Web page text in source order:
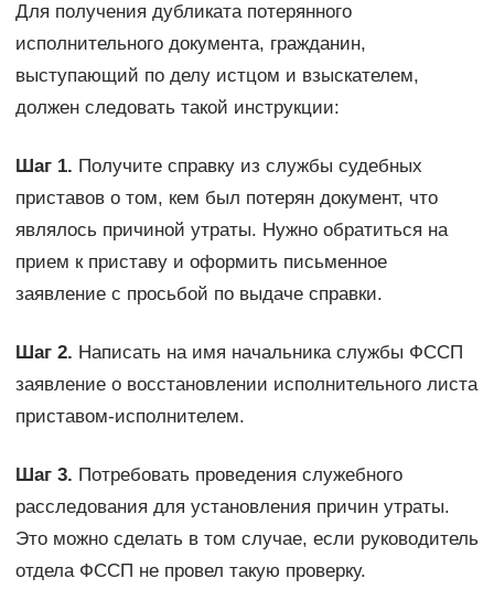
Для получения дубликата потерянного
исполнительного документа, гражданин,
выступающий по делу истцом и взыскателем,
должен следовать такой инструкции:
Шаг 1. Получите справку из службы судебных
приставов о том, кем был потерян документ, что
являлось причиной утраты. Нужно обратиться на
прием к приставу и оформить письменное
заявление с просьбой по выдаче справки.
Шаг 2. Написать на имя начальника службы ФССП
заявление о восстановлении исполнительного листа
приставом-исполнителем.
Шаг 3. Потребовать проведения служебного
расследования для установления причин утраты.
Это можно сделать в том случае, если руководитель
отдела ФССП не провел такую проверку.